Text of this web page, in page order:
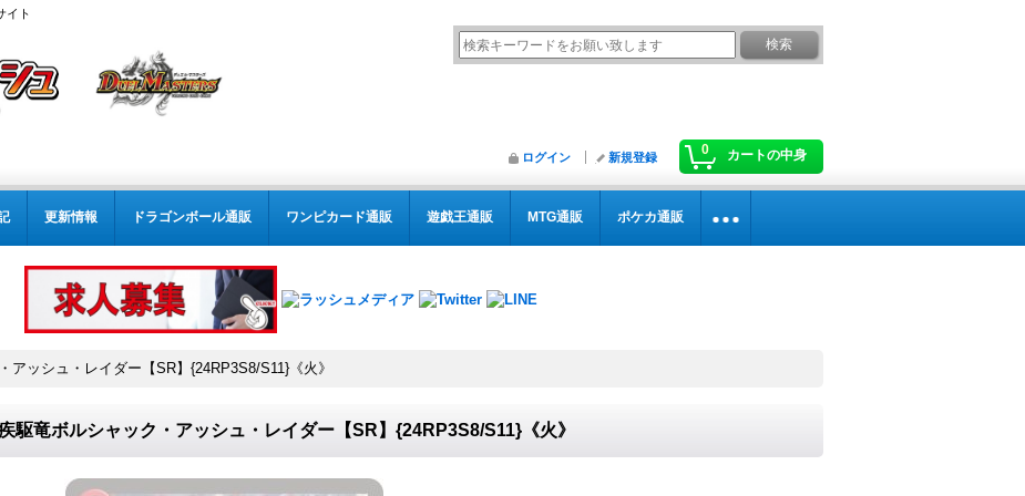
イト
0 カートの中身
ログイン 新規登録
更新情報 ドラゴンボール通販 ワンピカード通販 遊戯王通販 MTG通販 ポケカ通販
アッシュ・レイダー【SR】{24RP3S8/S11}《火》
駆竜ボルシャック・アッシュ・レイダー【SR】{24RP3S8/S11}《火》